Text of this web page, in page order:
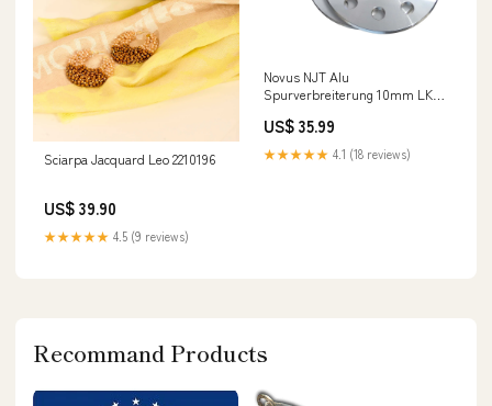
Sciarpa Jacquard Leo 2210196
US$ 39.90
★★★★★ 4.5 (9 reviews)
Novus NJT Alu
Spurverbreiterung 10mm LK
ABE Sportsitze & Gurte
US$ 35.99
★★★★★ 4.1 (18 reviews)
Recommand Products